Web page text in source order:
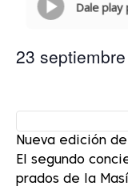
Dale
23
Nueva edición
El segundo
prados de la